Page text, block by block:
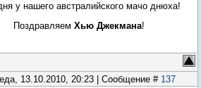
у нашего австралийского мачо днюха!
Поздравляем Хью Джекмана!
13.10.2010, 20:23 | Сообщение # 137